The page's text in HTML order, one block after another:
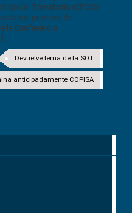
Social Transitorio (CPCCS-
del proceso de
la Conferencia
Devuelve terna de la SOT
anticipadamente COPISA